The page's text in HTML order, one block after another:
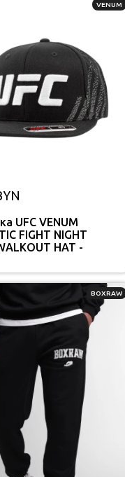
VENUM
UFC VENUM
FIGHT NIGHT
HAT -
BOXRAW